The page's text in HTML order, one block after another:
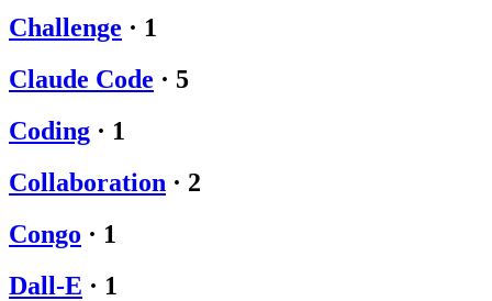
Challenge · 1
Claude Code · 5
Coding · 1
Collaboration · 2
Congo · 1
Dall-E · 1